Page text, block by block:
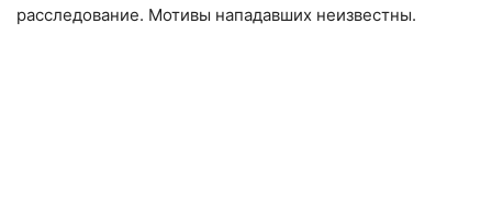
расследование. Мотивы нападавших неизвестны.